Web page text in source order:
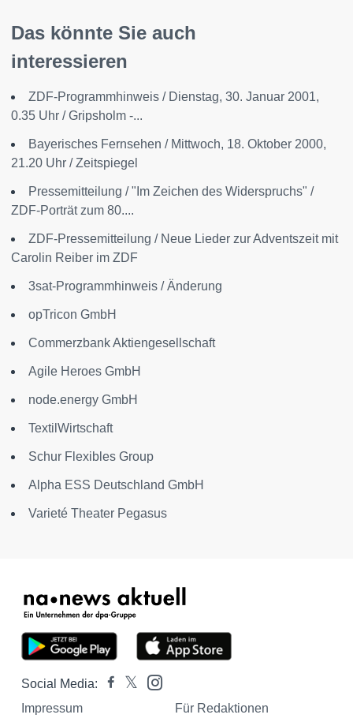
Das könnte Sie auch
interessieren
ZDF-Programmhinweis / Dienstag, 30. Januar 2001,
0.35 Uhr / Gripsholm -...
Bayerisches Fernsehen / Mittwoch, 18. Oktober 2000,
21.20 Uhr / Zeitspiegel
Pressemitteilung / "Im Zeichen des Widerspruchs" /
ZDF-Porträt zum 80....
ZDF-Pressemitteilung / Neue Lieder zur Adventszeit mit
Carolin Reiber im ZDF
3sat-Programmhinweis / Änderung
opTricon GmbH
Commerzbank Aktiengesellschaft
Agile Heroes GmbH
node.energy GmbH
TextilWirtschaft
Schur Flexibles Group
Alpha ESS Deutschland GmbH
Varieté Theater Pegasus
Social Media:
Impressum
Für Redaktionen